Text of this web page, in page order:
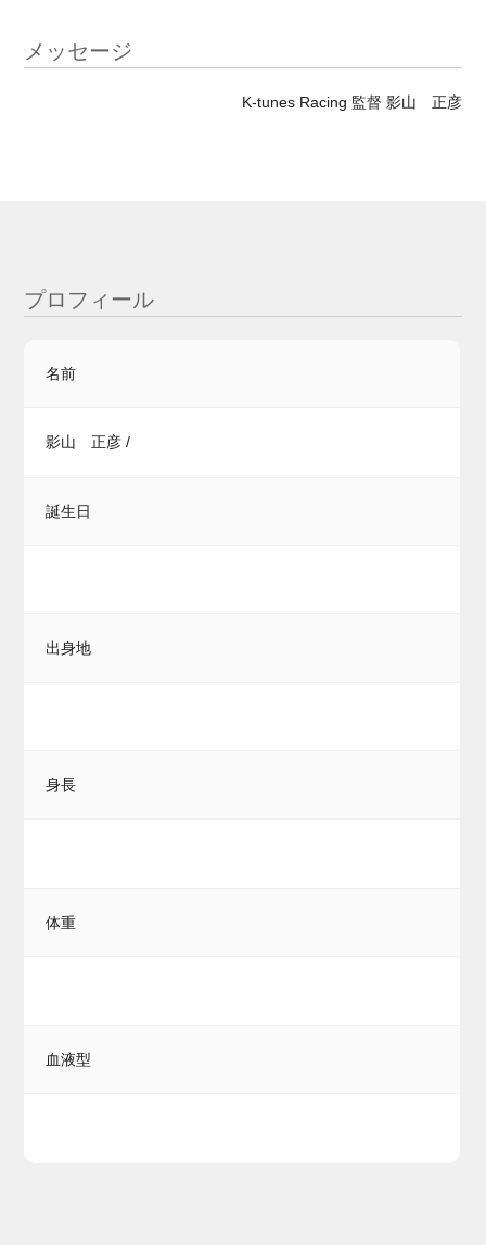
メッセージ
K-tunes Racing 監督 影山 正彦
プロフィール
名前
影山 正彦 /
誕生日
出身地
身長
体重
血液型